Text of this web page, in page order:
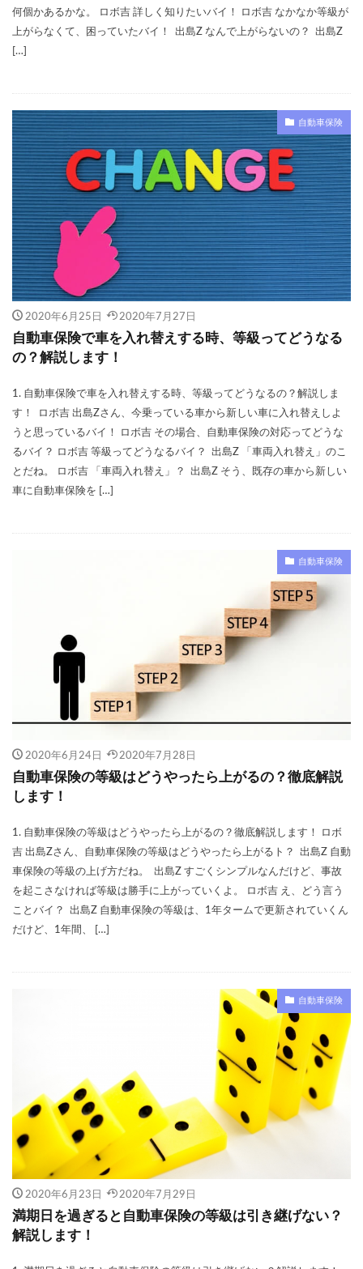
何個かあるかな。 ロボ吉 詳しく知りたいバイ！ ロボ吉 なかなか等級が
上がらなくて、困っていたバイ！ 出島Z なんで上がらないの？ 出島Z
[…]
自動車保険
2020年6月25日 2020年7月27日
自動車保険で車を入れ替えする時、等級ってどうなる
の？解説します！
1. 自動車保険で車を入れ替えする時、等級ってどうなるの？解説しま
す！ ロボ吉 出島Zさん、今乗っている車から新しい車に入れ替えしよ
うと思っているバイ！ ロボ吉 その場合、自動車保険の対応ってどうな
るバイ？ ロボ吉 等級ってどうなるバイ？ 出島Z 「車両入れ替え」のこ
とだね。 ロボ吉 「車両入れ替え」？ 出島Z そう、既存の車から新しい
車に自動車保険を […]
自動車保険
2020年6月24日 2020年7月28日
自動車保険の等級はどうやったら上がるの？徹底解説
します！
1. 自動車保険の等級はどうやったら上がるの？徹底解説します！ ロボ
吉 出島Zさん、自動車保険の等級はどうやったら上がるト？ 出島Z 自動
車保険の等級の上げ方だね。 出島Z すごくシンプルなんだけど、事故
を起こさなければ等級は勝手に上がっていくよ。 ロボ吉 え、どう言う
ことバイ？ 出島Z 自動車保険の等級は、1年タームで更新されていくん
だけど、1年間、 […]
自動車保険
2020年6月23日 2020年7月29日
満期日を過ぎると自動車保険の等級は引き継げない？
解説します！